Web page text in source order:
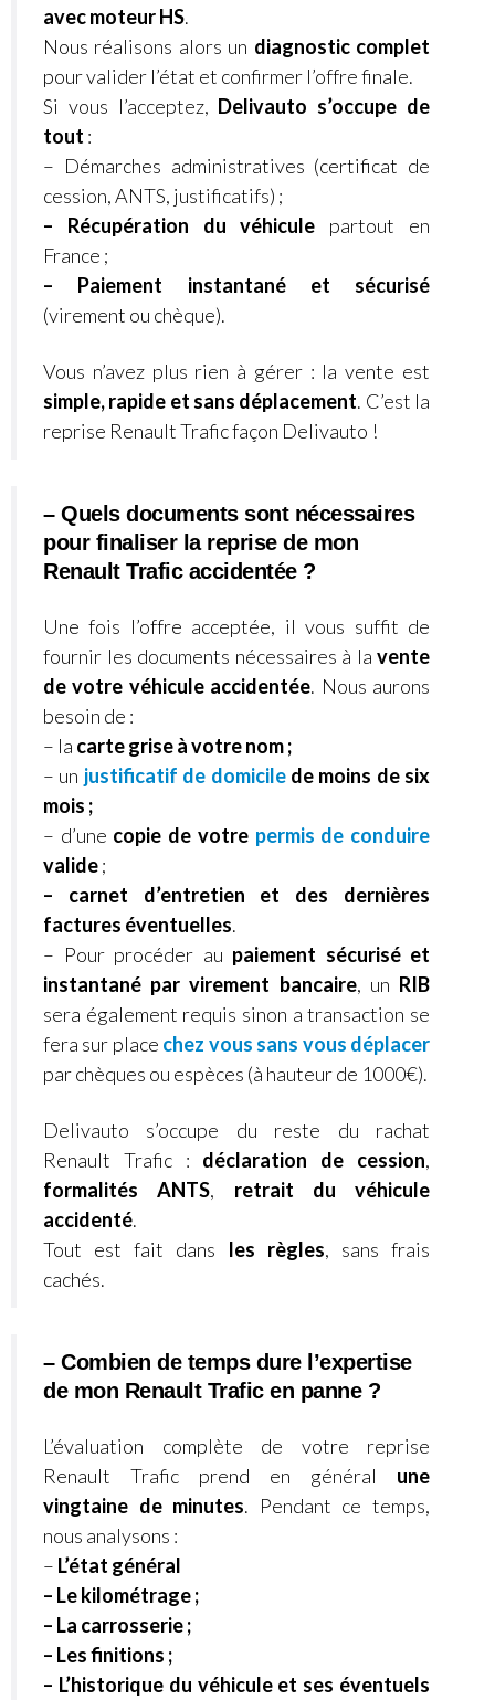
avec moteur HS.
Nous réalisons alors un diagnostic complet
pour valider l’état et confirmer l’offre finale.
Si vous l’acceptez, Delivauto s’occupe de
tout :
– Démarches administratives (certificat de
cession, ANTS, justificatifs) ;
– Récupération du véhicule partout en
France ;
– Paiement instantané et sécurisé
(virement ou chèque).
Vous n’avez plus rien à gérer : la vente est
simple, rapide et sans déplacement. C’est la
reprise Renault Trafic façon Delivauto !
– Quels documents sont nécessaires
pour finaliser la reprise de mon
Renault Trafic accidentée ?
Une fois l’offre acceptée, il vous suffit de
fournir les documents nécessaires à la vente
de votre véhicule accidentée. Nous aurons
besoin de :
– la carte grise à votre nom ;
– un justificatif de domicilede moins de six
mois ;
– d’une copie de votre permis de conduire
valide;
– carnet d’entretien et des dernières
factures éventuelles.
– Pour procéder au paiement sécurisé et
instantané par virement bancaire, un RIB
sera également requis sinon a transaction se
fera sur place chez vous sans vous déplacer
par chèques ou espèces (à hauteur de 1000€).
Delivauto s’occupe du reste du rachat
Renault Trafic : déclaration de cession,
formalités ANTS, retrait du véhicule
accidenté.
Tout est fait dans les règles, sans frais
cachés.
– Combien de temps dure l’expertise
de mon Renault Trafic en panne ?
L’évaluation complète de votre reprise
Renault Trafic
prend en général une
vingtaine de minutes. Pendant ce temps,
nous analysons :
– L’état général
– Le kilométrage ;
– La carrosserie ;
– Les finitions ;
– L’historique du véhicule et ses éventuels